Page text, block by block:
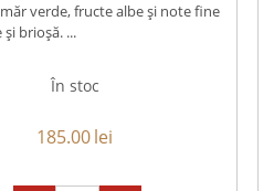
verde, fructe albe și note fine
brioșă. ...
În stoc
185.00lei